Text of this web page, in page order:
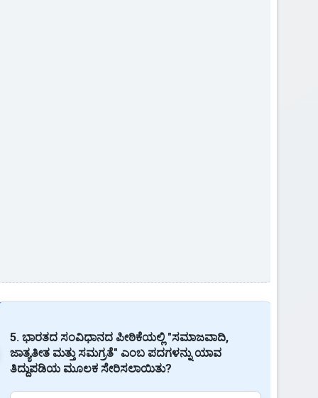
5. ಭಾರತದ ಸಂವಿಧಾನದ ಪೀಠಿಕೆಯಲ್ಲಿ "ಸಮಾಜವಾದಿ,
ಜಾತ್ಯತೀತ ಮತ್ತು ಸಮಗ್ರತೆ" ಎಂಬ ಪದಗಳನ್ನು ಯಾವ
ತಿದ್ದುಪಡಿಯ ಮೂಲಕ ಸೇರಿಸಲಾಯಿತು?